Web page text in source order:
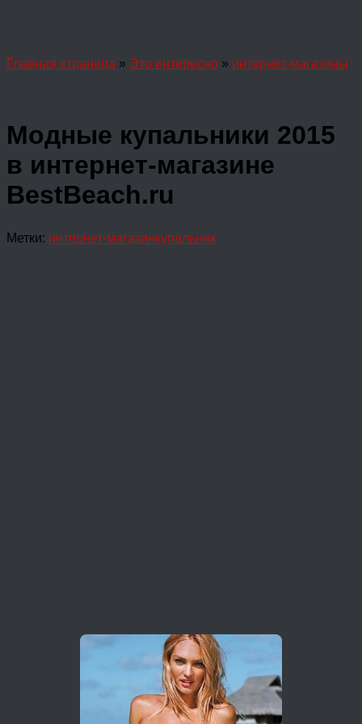
Главная страница » Это интересно » интернет-магазины
Модные купальники 2015
в интернет-магазине
BestBeach.ru
Метки: интернет-магазинкупальник